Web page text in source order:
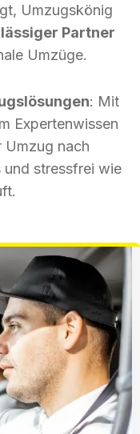
Umzugskönig
Partner
Umzüge.
: Mit
Expertenwissen
Umzug nach
und stressfrei wie